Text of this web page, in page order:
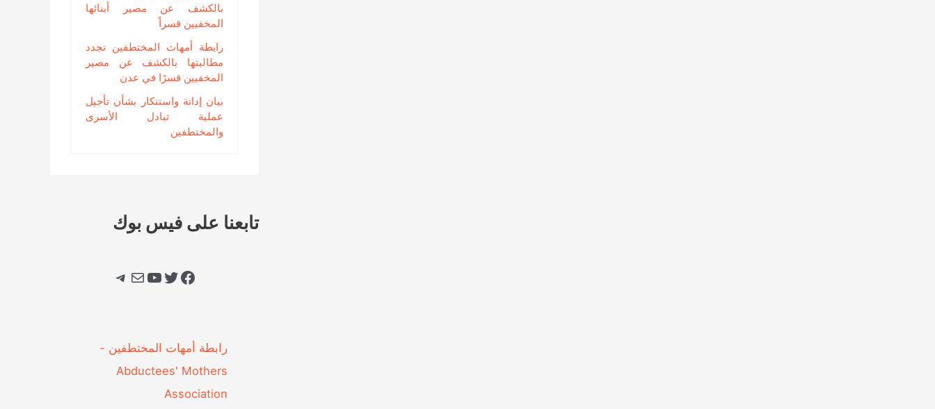
بالكشف عن مصير أبنائها
المخفيين قسراً
رابطة أمهات المختطفين تجدد
مطالبتها بالكشف عن مصير
المخفيين قسرًا في عدن
بيان إدانة واستنكار بشأن تأجيل
عملية تبادل الأسرى
والمختطفين
تابعنا على فيس بوك
فيسبوك تويتر يوتيوببريد تيليجرام
‎رابطة أمهات المختطفين -
Abductees' Mothers
Association‎